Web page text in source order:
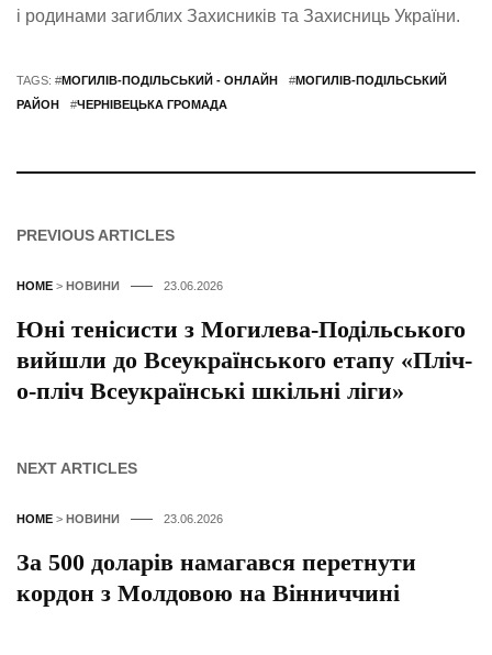
і родинами загиблих Захисників та Захисниць України.
TAGS: #МОГИЛІВ-ПОДІЛЬСЬКИЙ - ОНЛАЙН #МОГИЛІВ-ПОДІЛЬСЬКИЙ
РАЙОН
#ЧЕРНІВЕЦЬКА ГРОМАДА
PREVIOUS ARTICLES
HOME > НОВИНИ 23.06.2026
Юні тенісисти з Могилева-Подільського
вийшли до Всеукраїнського етапу «Пліч-
о-пліч Всеукраїнські шкільні ліги»
NEXT ARTICLES
HOME > НОВИНИ 23.06.2026
За 500 доларів намагався перетнути
кордон з Молдовою на Вінниччині